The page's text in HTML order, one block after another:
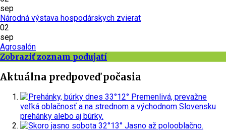
sep
Národná výstava hospodárskych zvierat
02
sep
Agrosalón
Zobraziť zoznam podujatí
Aktuálna predpoveď počasia
dnes 33°12° Premenlivá, prevažne
veľká oblačnosť a na strednom a východnom Slovensku
prehánky alebo aj búrky.
sobota 32°13° Jasno až polooblačno.